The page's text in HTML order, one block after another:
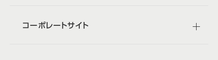
コーポレートサイト